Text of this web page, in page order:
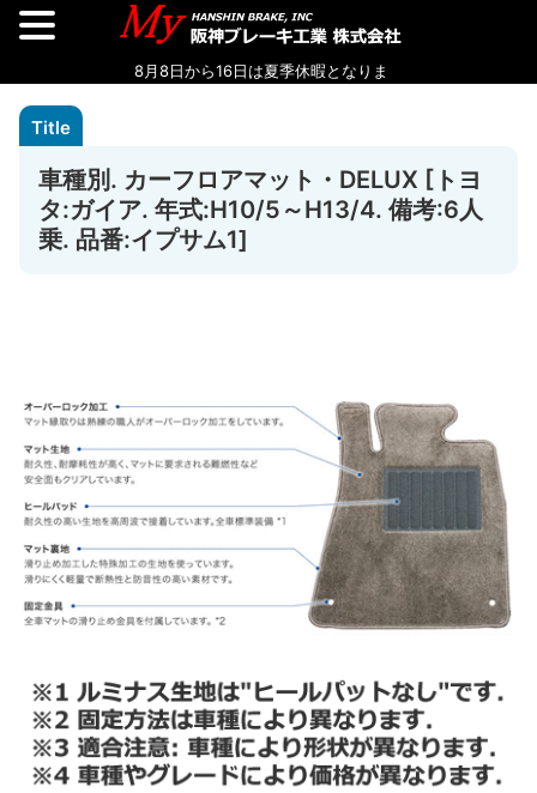
車種別. カーフロアマット・DELUX [トヨ
タ:ガイア. 年式:H10/5～H13/4. 備考:6人
乗. 品番:イプサム1]